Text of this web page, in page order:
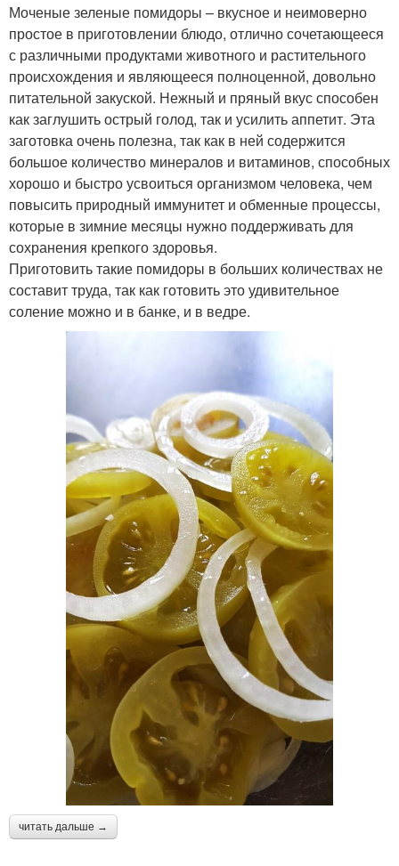
Моченые зеленые помидоры – вкусное и неимоверно
простое в приготовлении блюдо, отлично сочетающееся
с различными продуктами животного и растительного
происхождения и являющееся полноценной, довольно
питательной закуской. Нежный и пряный вкус способен
как заглушить острый голод, так и усилить аппетит. Эта
заготовка очень полезна, так как в ней содержится
большое количество минералов и витаминов, способных
хорошо и быстро усвоиться организмом человека, чем
повысить природный иммунитет и обменные процессы,
которые в зимние месяцы нужно поддерживать для
сохранения крепкого здоровья.
Приготовить такие помидоры в больших количествах не
составит труда, так как готовить это удивительное
соление можно и в банке, и в ведре.
читать дальше →